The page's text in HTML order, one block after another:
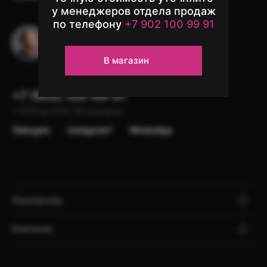
+7 (902) 100-99-91
WhatsApp
Telergam instagram*
у менеджеров отдела продаж
по телефону +7 902 100 99 91
В магазин